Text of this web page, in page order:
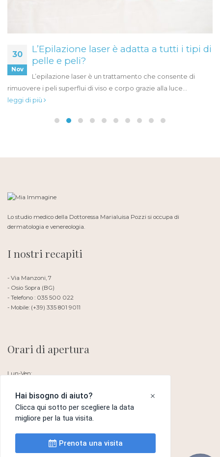
30
Nov
L’Epilazione laser è adatta a tutti i tipi di
pelle e peli?
L’epilazione laser è un trattamento che consente di
rimuovere i peli superflui di viso e corpo grazie alla luce...
leggi di più
Lo studio medico della Dottoressa Marialuisa Pozzi si occupa di
dermatologia e venereologia.
I nostri recapiti
- Via Manzoni, 7
- Osio Sopra (BG)
- Telefono : 035 500 022
- Mobile: (+39) 335 801 9011
Orari di apertura
Lun-Ven:
Sabato e Domenica: Chiuso